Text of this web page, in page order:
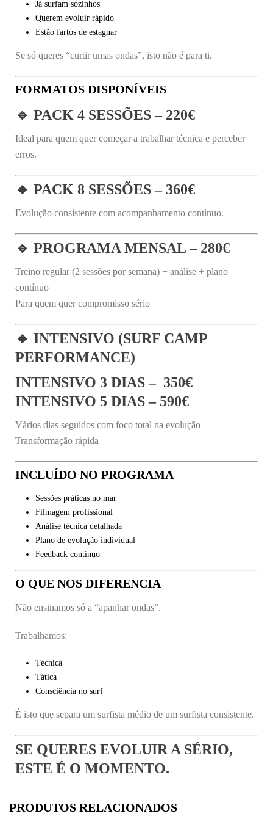
Já surfam sozinhos
Querem evoluir rápido
Estão fartos de estagnar
Se só queres “curtir umas ondas”, isto não é para ti.
FORMATOS DISPONÍVEIS
🔹 PACK 4 SESSÕES – 220€
Ideal para quem quer começar a trabalhar técnica e perceber
erros.
🔹 PACK 8 SESSÕES – 360€
Evolução consistente com acompanhamento contínuo.
🔹 PROGRAMA MENSAL – 280€
Treino regular (2 sessões por semana) + análise + plano
contínuo
Para quem quer compromisso sério
🔹 INTENSIVO (SURF CAMP
PERFORMANCE)
INTENSIVO 3 DIAS – 350€
INTENSIVO 5 DIAS – 590€
Vários dias seguidos com foco total na evolução
Transformação rápida
INCLUÍDO NO PROGRAMA
Sessões práticas no mar
Filmagem profissional
Análise técnica detalhada
Plano de evolução individual
Feedback contínuo
O QUE NOS DIFERENCIA
Não ensinamos só a “apanhar ondas”.
Trabalhamos:
Técnica
Tática
Consciência no surf
É isto que separa um surfista médio de um surfista consistente.
SE QUERES EVOLUIR A SÉRIO,
ESTE É O MOMENTO.
PRODUTOS RELACIONADOS